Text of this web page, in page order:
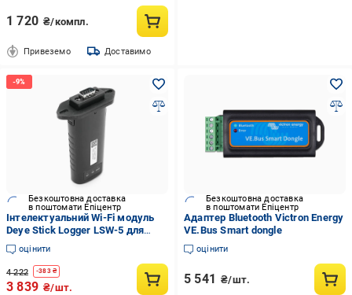
1 720 ₴/компл.
Привеземо Доставимо
Безкоштовна доставка
в поштомати Епіцентр
Інтелектуальний Wi-Fi модуль
Deye Stick Logger LSW-5 для
сонячних інверторів RS-485 2,4
ГГц 1,5 Вт Black (34965252)
оцінити
4 222 -383₴
3 839 ₴/шт.
Безкоштовна доставка
в поштомати Епіцентр
Адаптер Bluetooth Victron Energy
VE.Bus Smart dongle
оцінити
5 541 ₴/шт.